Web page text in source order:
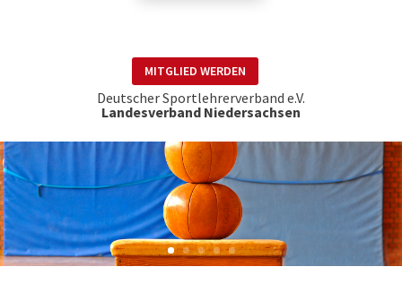
MITGLIED WERDEN
Deutscher Sportlehrerverband e.V.
Landesverband Niedersachsen